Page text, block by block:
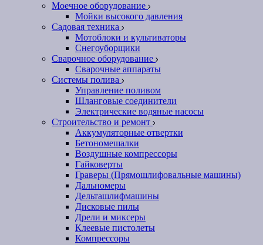
Моечное оборудование
Мойки высокого давления
Садовая техника
Мотоблоки и культиваторы
Снегоуборщики
Сварочное оборудование
Сварочные аппараты
Системы полива
Управление поливом
Шланговые соединители
Электрические водяные насосы
Строительство и ремонт
Аккумуляторные отвертки
Бетономешалки
Воздушные компрессоры
Гайковерты
Граверы (Прямошлифовальные машины)
Дальномеры
Дельташлифмашины
Дисковые пилы
Дрели и миксеры
Клеевые пистолеты
Компрессоры